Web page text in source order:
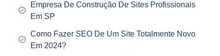
Empresa De Construção De Sites Profissionais
Em SP
Como Fazer SEO De Um Site Totalmente Novo
Em 2024?